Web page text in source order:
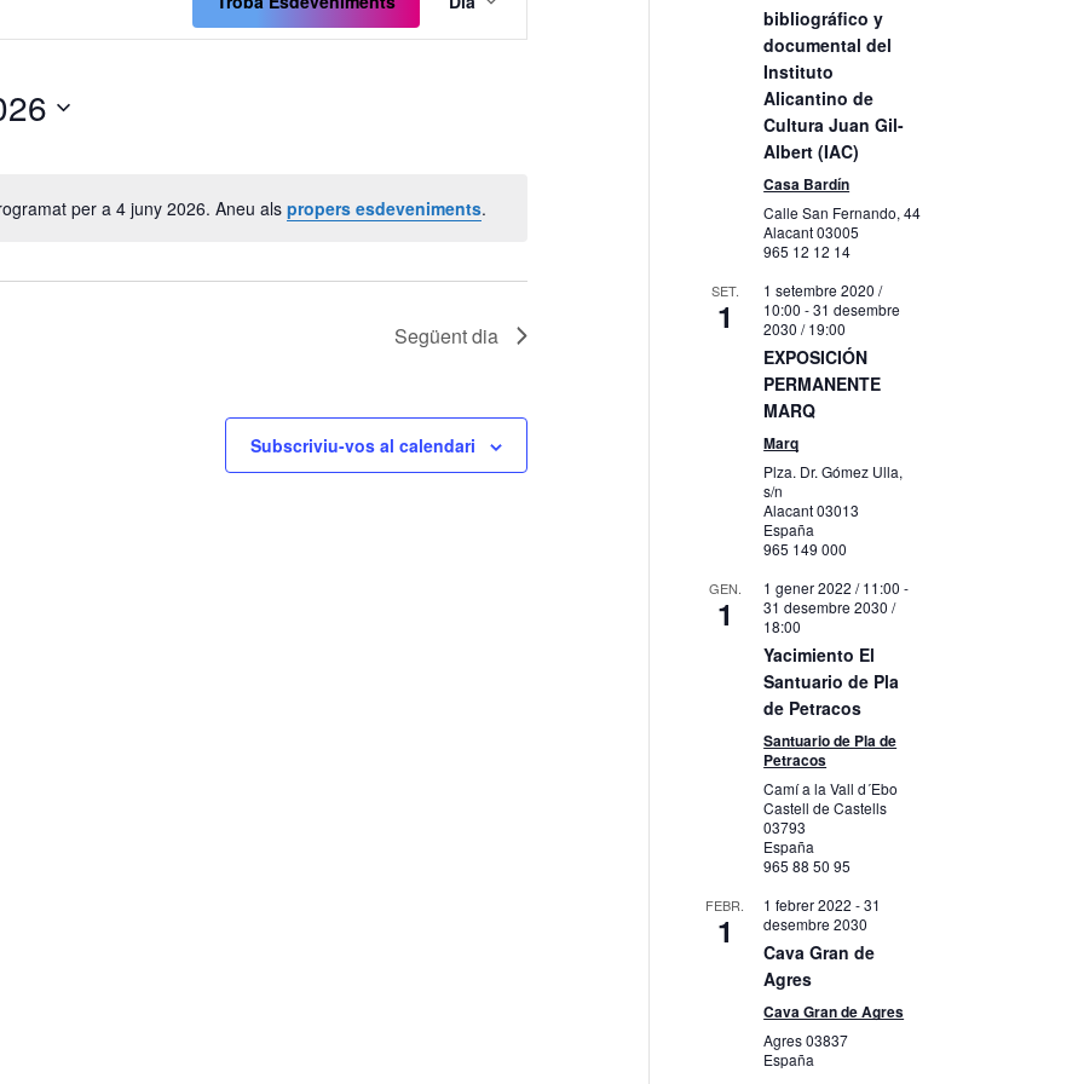
Avís
per a 4 juny 2026. Aneu als propers esdeveniments.
Següent dia
Subscriviu-vos al calendari
bibliográfico y
documental del
Instituto
Alicantino de
Cultura Juan Gil-
Albert (IAC)
Casa Bardín
Calle San Fernando, 44
Alacant03005
965 12 12 14
SET.
1
1 setembre 2020 /
10:00 -31 desembre
2030 / 19:00
EXPOSICIÓN
PERMANENTE
MARQ
Marq
Plza. Dr. Gómez Ulla,
s/n
Alacant03013
España
965 149 000
GEN.
1
1 gener 2022 / 11:00 -
31 desembre 2030 /
18:00
Yacimiento El
Santuario de Pla
de Petracos
Santuario de Pla de
Petracos
Camí a la Vall d´Ebo
Castell de Castells
03793
España
965 88 50 95
FEBR.
1
1 febrer 2022 -31
desembre 2030
Cava Gran de
Agres
Cava Gran de Agres
Agres03837
España